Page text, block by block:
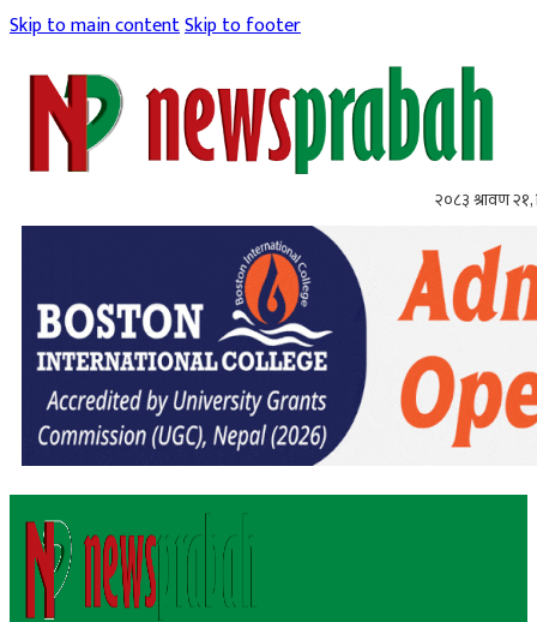
Skip to main contentSkip to footer
२०८३ श्रावण २१,